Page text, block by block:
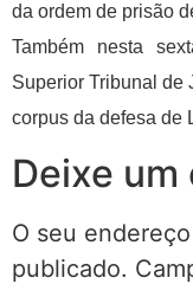
da ordem de prisão
Também nesta
Superior Tribunal de
corpus da defesa de
Deixe
O seu
publicado.